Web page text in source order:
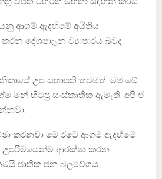
ආගම් ඇදහිමේ අයිතිය
දේශපාලන ව්‍යාපාරය බවද
නිකායේ උප සභාපති තවමත්. මම මේ
මන් හිටපු සංස්කෘතික ඇමැති. අපි ඒ
කරනවා මේ රටේ ආගම ඇදහීමේ
උපරිමයෙන්ම ආරක්ෂා කරන
ජාතික ජන බලවේගය.